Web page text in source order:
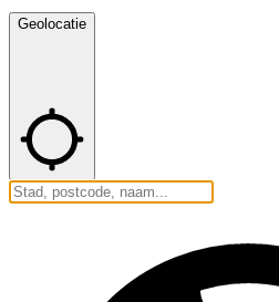
Geolocatie